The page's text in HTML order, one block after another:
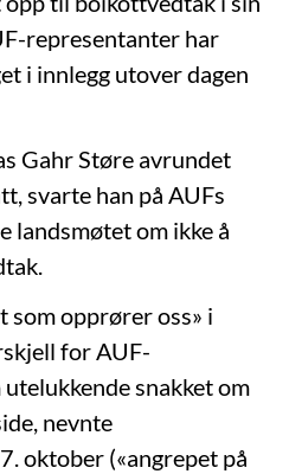
representanter har
i innlegg utover dagen
Gahr Støre avrundet
svarte han på AUFs
landsmøtet om ikke å
som opprører oss» i
for AUF-
snakket om
nevnte
oktober («angrepet på